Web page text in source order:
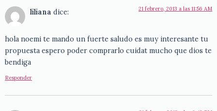
liliana dice: 21 febrero, 2013 a las 11:56 AM
hola noemi te mando un fuerte saludo es muy interesante tu
propuesta espero poder comprarlo cuidat mucho que dios te
bendiga
Responder